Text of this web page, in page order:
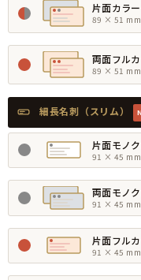
片面カラ
89 × 51 mm
両面フル
89 × 51 mm
細長名刺（スリム）
片面モノ
91 × 45 mm
両面モノ
91 × 45 mm
片面フル
91 × 45 mm